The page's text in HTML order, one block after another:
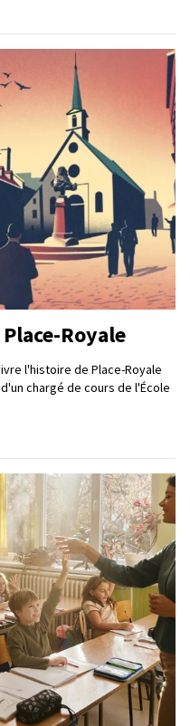
Royale
l'histoire de Place-Royale
chargé de cours de l'École